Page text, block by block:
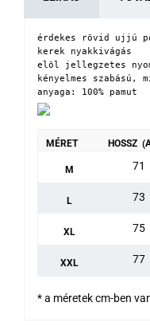
érdekes rövid ujjú
kerek nyakkivágás
elöl jellegzetes
kényelmes szabású,
anyaga: 100% pamut
MÉRET HOSSZ
M 71
L 73
XL 75
XXL 77
* a méretek cm-ben